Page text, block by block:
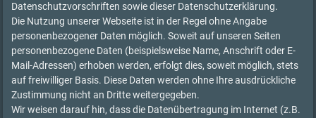
Datenschutzvorschriften sowie dieser Datenschutzerklärung.
Die Nutzung unserer Webseite ist in der Regel ohne Angabe
personenbezogener Daten möglich. Soweit auf unseren Seiten
personenbezogene Daten (beispielsweise Name, Anschrift oder E-
Mail-Adressen) erhoben werden, erfolgt dies, soweit möglich, stets
auf freiwilliger Basis. Diese Daten werden ohne Ihre ausdrückliche
Zustimmung nicht an Dritte weitergegeben.
Wir weisen darauf hin, dass die Datenübertragung im Internet (z.B.